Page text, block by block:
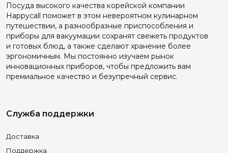
Посуда высокого качества корейской компании
Happyсall поможет в этом невероятном кулинарном
путешествии, а разнообразные приспособления и
приборы для вакуумации сохранят свежеть продуктов
и готовых блюд, а также сделают хранение более
эргономичным. Мы постоянно изучаем рынок
инновационных приборов, чтобы предложить вам
премиальное качество и безупречный сервис.
Служба поддержки
Доставка
Поддержка